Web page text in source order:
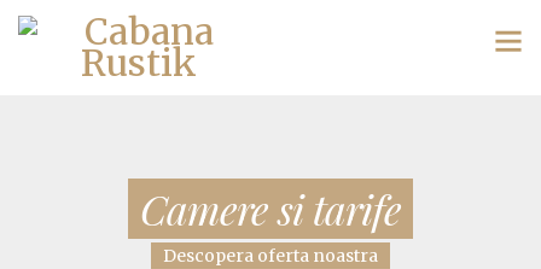
Camere si tarife
Descopera oferta noastra